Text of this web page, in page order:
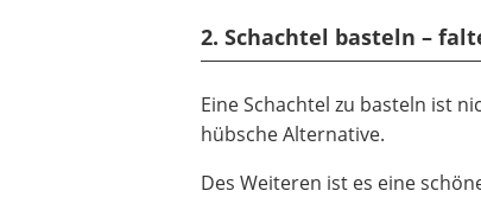
2. Schachtel basteln –
Eine Schachtel zu basteln ist
hübsche Alternative.
Des Weiteren ist es eine